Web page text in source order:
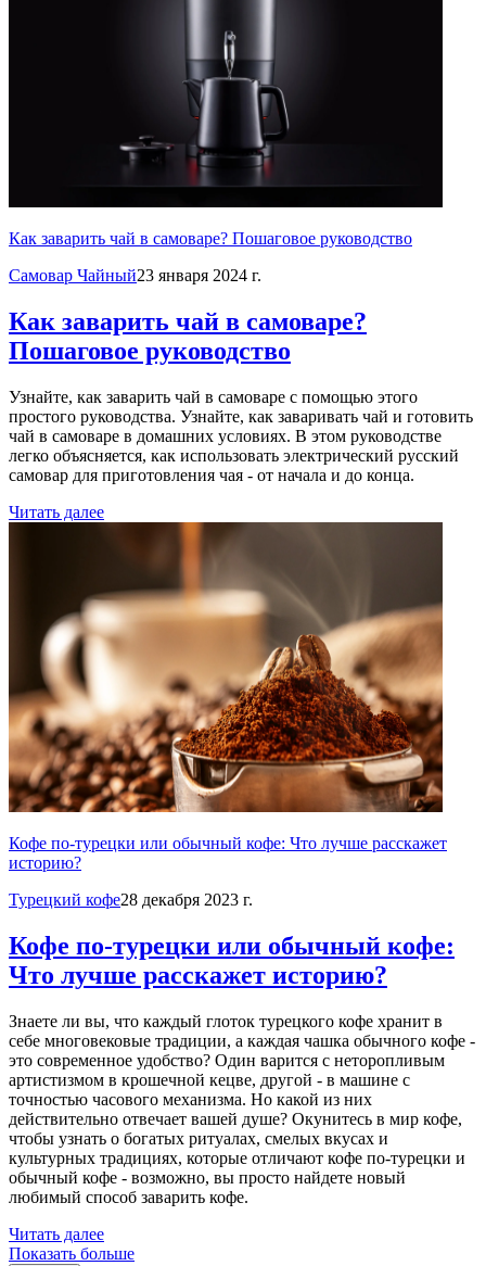
Как заварить чай в самоваре? Пошаговое руководство
Самовар Чайный23 января 2024 г.
Как заварить чай в самоваре?
Пошаговое руководство
Узнайте, как заварить чай в самоваре с помощью этого
простого руководства. Узнайте, как заваривать чай и готовить
чай в самоваре в домашних условиях. В этом руководстве
легко объясняется, как использовать электрический русский
самовар для приготовления чая - от начала и до конца.
Читать далее
Кофе по-турецки или обычный кофе: Что лучше расскажет
историю?
Турецкий кофе28 декабря 2023 г.
Кофе по-турецки или обычный кофе:
Что лучше расскажет историю?
Знаете ли вы, что каждый глоток турецкого кофе хранит в
себе многовековые традиции, а каждая чашка обычного кофе -
это современное удобство? Один варится с неторопливым
артистизмом в крошечной кецве, другой - в машине с
точностью часового механизма. Но какой из них
действительно отвечает вашей душе? Окунитесь в мир кофе,
чтобы узнать о богатых ритуалах, смелых вкусах и
культурных традициях, которые отличают кофе по-турецки и
обычный кофе - возможно, вы просто найдете новый
любимый способ заварить кофе.
Читать далее
Показать больше